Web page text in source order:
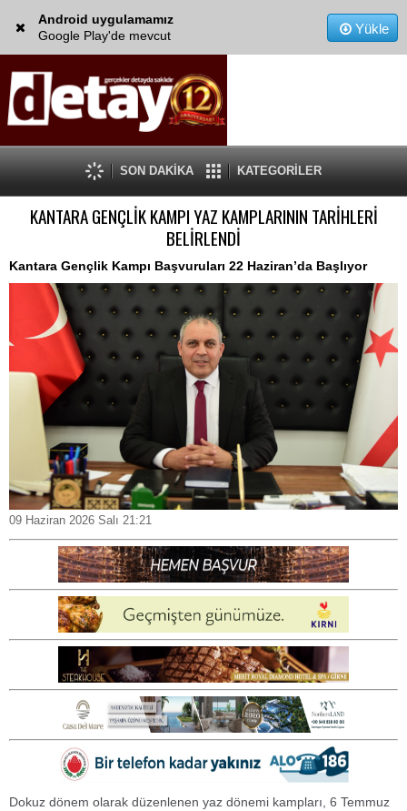
Android uygulamamız
Google Play'de mevcut
Yükle
SON DAKİKA KATEGORİLER
KANTARA GENÇLİK KAMPI YAZ KAMPLARININ TARİHLERİ
BELİRLENDİ
Kantara Gençlik Kampı Başvuruları 22 Haziran’da Başlıyor
09 Haziran 2026 Salı 21:21
Dokuz dönem olarak düzenlenen yaz dönemi kampları, 6 Temmuz